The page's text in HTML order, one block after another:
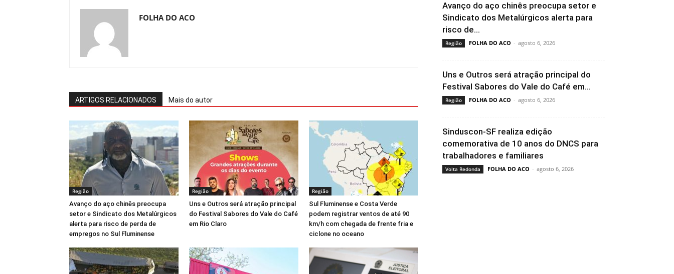
FOLHA DO ACO
ARTIGOS RELACIONADOS Mais do autor
Região
Avanço do aço chinês preocupa
setor e Sindicato dos Metalúrgicos
alerta para risco de perda de
empregos no Sul Fluminense
Região
Uns e Outros será atração principal
do Festival Sabores do Vale do Café
em Rio Claro
Região
Sul Fluminense e Costa Verde
podem registrar ventos de até 90
km/h com chegada de frente fria e
ciclone no oceano
Avanço do aço chinês preocupa setor e
Sindicato dos Metalúrgicos alerta para
risco de...
Região FOLHA DO ACO - agosto 6, 2026
Uns e Outros será atração principal do
Festival Sabores do Vale do Café em...
Região FOLHA DO ACO - agosto 6, 2026
Sinduscon-SF realiza edição
comemorativa de 10 anos do DNCS para
trabalhadores e familiares
Volta Redonda FOLHA DO ACO - agosto 6, 2026